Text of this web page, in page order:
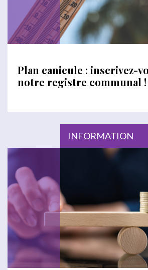
Plan canicule : inscrivez-
notre registre communal !
INFORMATION